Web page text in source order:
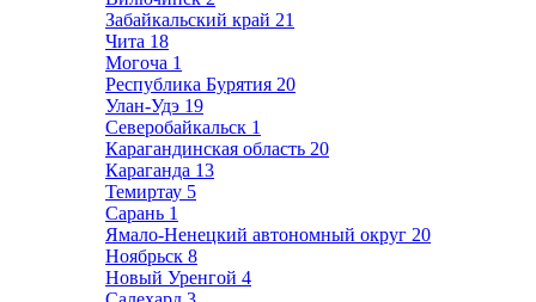
Забайкальский край 21
Чита 18
Могоча 1
Республика Бурятия 20
Улан-Удэ 19
Северобайкальск 1
Карагандинская область 20
Караганда 13
Темиртау 5
Сарань 1
Ямало-Ненецкий автономный округ 20
Ноябрьск 8
Новый Уренгой 4